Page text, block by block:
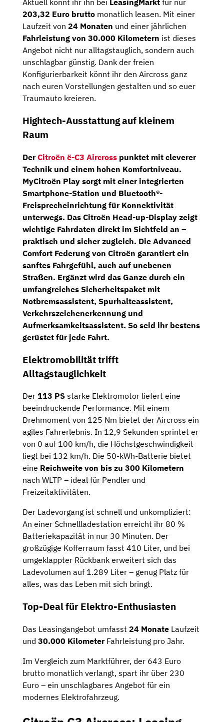
Aktuell könnt ihr ihn bei LeasingMarkt für nur
203,32 Euro brutto monatlich leasen. Mit einer
Laufzeit von 24 Monaten und einer jährlichen
Fahrleistung von 30.000 Kilometern ist dieses
Angebot nicht nur alltagstauglich, sondern auch
unschlagbar günstig. Dank der freien
Konfigurierbarkeit könnt ihr den Aircross ganz
nach euren Vorstellungen gestalten und so euer
Traumauto kreieren.
Hightech-Ausstattung auf kleinem
Raum
DerCitroën ë-C3 Aircross punktet mit cleverer
Technik und einem hohen Komfortniveau.
MyCitroën Play sorgt mit einer integrierten
Smartphone-Station und Bluetooth®-
Freisprecheinrichtung für Konnektivität
unterwegs. Das Citroën Head-up-Display zeigt
wichtige Fahrdaten direkt im Sichtfeld an –
praktisch und sicher zugleich. Die Advanced
Comfort Federung von Citroën garantiert ein
sanftes Fahrgefühl, auch auf unebenen
Straßen. Ergänzt wird das Ganze durch ein
umfangreiches Sicherheitspaket mit
Notbremsassistent, Spurhalteassistent,
Verkehrszeichenerkennung und
Aufmerksamkeitsassistent. So seid ihr bestens
gerüstet für jede Fahrt.
Elektromobilität trifft
Alltagstauglichkeit
Der 113 PS starke Elektromotor liefert eine
beeindruckende Performance. Mit einem
Drehmoment von 125 Nm bietet der Aircross ein
agiles Fahrerlebnis. In 12,9 Sekunden sprintet er
von 0 auf 100 km/h, die Höchstgeschwindigkeit
liegt bei 132 km/h. Die 50-kWh-Batterie bietet
eine Reichweite von bis zu 300 Kilometern
nach WLTP – ideal für Pendler und
Freizeitaktivitäten.
Der Ladevorgang ist schnell und unkompliziert:
An einer Schnellladestation erreicht ihr 80 %
Batteriekapazität in nur 30 Minuten. Der
großzügige Kofferraum fasst 410 Liter, und bei
umgeklappter Rückbank erweitert sich das
Ladevolumen auf 1.289 Liter – genug Platz für
alles, was das Leben mit sich bringt.
Top-Deal für Elektro-Enthusiasten
Das Leasingangebot umfasst 24 Monate Laufzeit
und 30.000 KilometerFahrleistung pro Jahr.
Im Vergleich zum Marktführer, der 643 Euro
brutto monatlich verlangt, spart ihr über 230
Euro – ein unschlagbares Angebot für ein
modernes Elektrofahrzeug.